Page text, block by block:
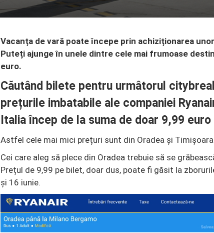
Vacanța de vară poate începe prin achiziționarea
Puteți ajunge în unele dintre cele mai frumoase
euro.
Căutând bilete pentru urmâtorul
prețurile imbatabile ale companiei
Italia încep de la suma de doar 9,99
Astfel cele mai mici prețuri sunt din Oradea și
Cei care aleg să plece din Oradea trebuie să se
Prețul de 9,99 pe bilet, doar dus, poate fi găsit la
și 16 iunie.